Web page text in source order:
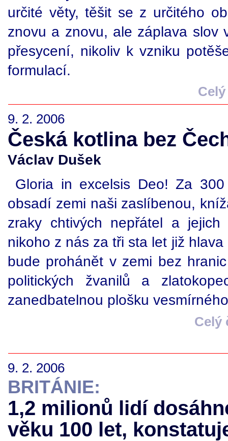
určité věty, těšit se z určitého
znovu a znovu, ale záplava slov
přesycení, nikoliv k vzniku
formulací.
9. 2. 2006
Česká kotlina bez
Václav Dušek
Gloria in excelsis Deo! Za
obsadí zemi naši zaslíbenou,
zraky chtivých nepřátel a jejich
nikoho z nás za tři sta let již
bude prohánět v zemi bez
politických žvanilů a
zanedbatelnou plošku
Celý
9. 2. 2006
BRITÁNIE:
1,2 milionů lidí
věku 100 let,